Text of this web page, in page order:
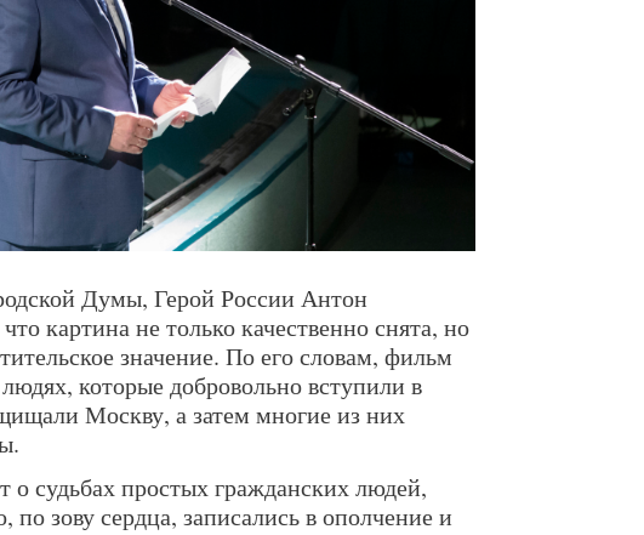
Думы, Герой России Антон
картина не только качественно снята, но
значение. По его словам, фильм
которые добровольно вступили в
Москву, а затем многие из них
о судьбах простых гражданских людей,
по зову сердца, записались в ополчение и